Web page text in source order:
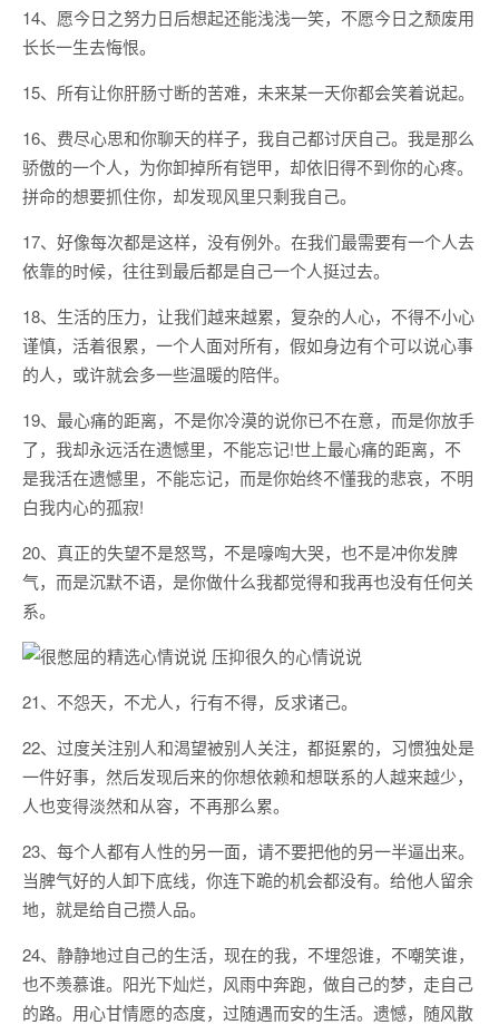
14、愿今日之努力日后想起还能浅浅一笑，不愿今日之颓废用
长长一生去悔恨。
15、所有让你肝肠寸断的苦难，未来某一天你都会笑着说起。
16、费尽心思和你聊天的样子，我自己都讨厌自己。我是那么
骄傲的一个人，为你卸掉所有铠甲，却依旧得不到你的心疼。
拼命的想要抓住你，却发现风里只剩我自己。
17、好像每次都是这样，没有例外。在我们最需要有一个人去
依靠的时候，往往到最后都是自己一个人挺过去。
18、生活的压力，让我们越来越累，复杂的人心，不得不小心
谨慎，活着很累，一个人面对所有，假如身边有个可以说心事
的人，或许就会多一些温暖的陪伴。
19、最心痛的距离，不是你冷漠的说你已不在意，而是你放手
了，我却永远活在遗憾里，不能忘记!世上最心痛的距离，不
是我活在遗憾里，不能忘记，而是你始终不懂我的悲哀，不明
白我内心的孤寂!
20、真正的失望不是怒骂，不是嚎啕大哭，也不是冲你发脾
气，而是沉默不语，是你做什么我都觉得和我再也没有任何关
系。
21、不怨天，不尤人，行有不得，反求诸己。
22、过度关注别人和渴望被别人关注，都挺累的，习惯独处是
一件好事，然后发现后来的你想依赖和想联系的人越来越少，
人也变得淡然和从容，不再那么累。
23、每个人都有人性的另一面，请不要把他的另一半逼出来。
当脾气好的人卸下底线，你连下跪的机会都没有。给他人留余
地，就是给自己攒人品。
24、静静地过自己的生活，现在的我，不埋怨谁，不嘲笑谁，
也不羡慕谁。阳光下灿烂，风雨中奔跑，做自己的梦，走自己
的路。用心甘情愿的态度，过随遇而安的生活。遗憾，随风散